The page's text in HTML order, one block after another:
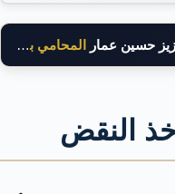
حسين عمار المحامي بالنقض
النقض